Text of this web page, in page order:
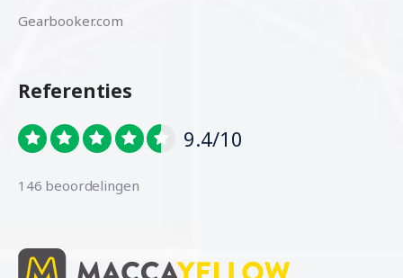
Gearbooker.com
Referenties
9.4/10
146 beoordelingen